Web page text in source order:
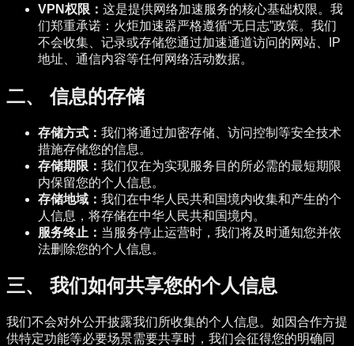
VPN权限： 这是提供网络加速服务的核心基础权限。 我
们郑重承诺：火炬加速器严格遵循“无日志”政策。我们
不会收集、记录或存储您通过加速通道访问的网站、IP
地址、通信内容等任何网络活动数据。
二、 信息的存储
存储方式： 我们将通过加密存储、访问控制等安全技术
措施存储您的信息。
存储期限： 我们仅在为实现服务目的所必需的最短期限
内保留您的个人信息。
存储地域： 我们在中华人民共和国境内收集和产生的个
人信息，将存储在中华人民共和国境内。
服务终止： 当服务停止运营时，我们将及时通知您并依
法删除您的个人信息。
三、 我们如何共享您的个人信息
我们不会对外公开披露我们所收集的个人信息。如因合作方提
供特定功能等必要场景需要共享时，我们会征得您的明确同